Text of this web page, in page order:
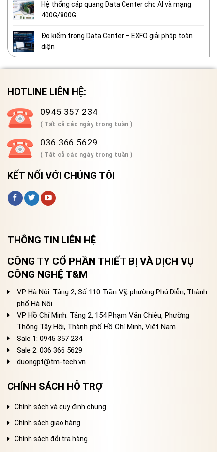
Hệ thống cáp quang Data Center cho AI và mạng
400G/800G
Đo kiểm trong Data Center – EXFO giải pháp toàn
diện
HOTLINE LIÊN HỆ:
0945 357 234
( Tất cả các ngày trong tuần )
036 366 5629
( Tất cả các ngày trong tuần )
KẾT NỐI VỚI CHÚNG TÔI
THÔNG TIN LIÊN HỆ
CÔNG TY CỔ PHẦN THIẾT BỊ VÀ DỊCH VỤ
CÔNG NGHỆ T&M
VP Hà Nội: Tầng 2, Số 110 Trần Vỹ, phường Phú Diễn, Thành
phố Hà Nội
VP Hồ Chí Minh: Tầng 2, 154 Phạm Văn Chiêu, Phường
Thông Tây Hội, Thành phố Hồ Chí Minh, Việt Nam
Sale 1: 0945 357 234
Sale 2: 036 366 5629
duongpt@tm-tech.vn
CHÍNH SÁCH HỖ TRỢ
Chính sách và quy định chung
Chính sách giao hàng
Chính sách đổi trả hàng